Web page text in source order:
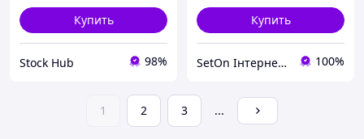
Купить
Stock Hub 98%
Купить
SetOn Інтернет-магазин 100%
1 2 3 ...